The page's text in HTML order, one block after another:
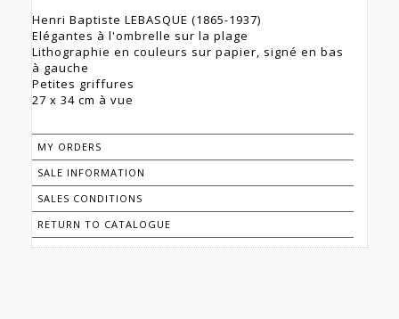
Henri Baptiste LEBASQUE (1865-1937)
Elégantes à l'ombrelle sur la plage
Lithographie en couleurs sur papier, signé en bas
à gauche
Petites griffures
27 x 34 cm à vue
MY ORDERS
SALE INFORMATION
SALES CONDITIONS
RETURN TO CATALOGUE